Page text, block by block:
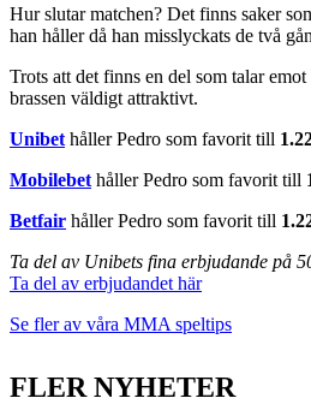
Hur slutar matchen? Det finns saker
han håller då han misslyckats de två
Trots att det finns en del som talar
brassen väldigt attraktivt.
Unibet håller Pedro som favorit till
Mobilebet håller Pedro som favorit till
Betfair håller Pedro som favorit till
Ta del av Unibets fina erbjudande på
Ta del av erbjudandet här
Se fler av våra MMA speltips
FLER NYHETER